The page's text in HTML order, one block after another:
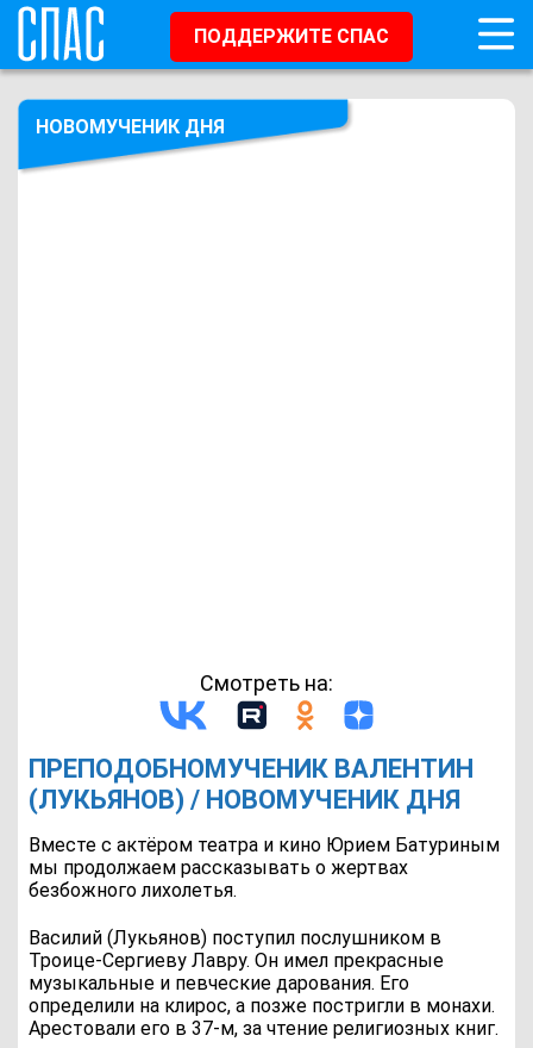
ПОДДЕРЖИТЕ СПАС
НОВОМУЧЕНИК ДНЯ
Смотреть на:
ПРЕПОДОБНОМУЧЕНИК ВАЛЕНТИН
(ЛУКЬЯНОВ) / НОВОМУЧЕНИК ДНЯ
Вместе с актёром театра и кино Юрием Батуриным
мы продолжаем рассказывать о жертвах
безбожного лихолетья.
Василий (Лукьянов) поступил послушником в
Троице-Сергиеву Лавру. Он имел прекрасные
музыкальные и певческие дарования. Его
определили на клирос, а позже постригли в монахи.
Арестовали его в 37-м, за чтение религиозных книг.